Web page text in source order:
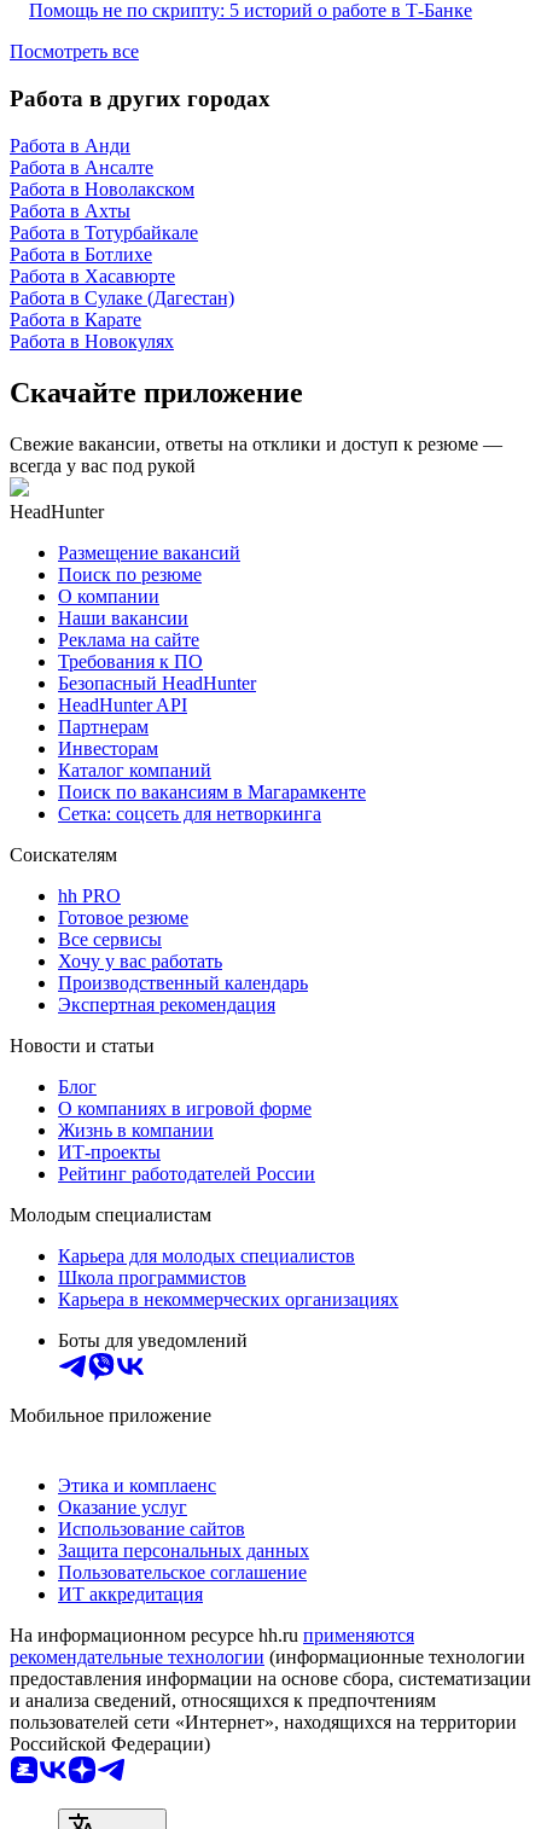
Помощь не по скрипту: 5 историй о работе в Т-Банке
Посмотреть все
Работа в других городах
Работа в Анди
Работа в Ансалте
Работа в Новолакском
Работа в Ахты
Работа в Тотурбайкале
Работа в Ботлихе
Работа в Хасавюрте
Работа в Сулаке (Дагестан)
Работа в Карате
Работа в Новокулях
Скачайте приложение
Свежие вакансии, ответы на отклики и доступ к резюме —
всегда у вас под рукой
HeadHunter
Размещение вакансий
Поиск по резюме
О компании
Наши вакансии
Реклама на сайте
Требования к ПО
Безопасный HeadHunter
HeadHunter API
Партнерам
Инвесторам
Каталог компаний
Поиск по вакансиям в Магарамкенте
Сетка: соцсеть для нетворкинга
Соискателям
hh PRO
Готовое резюме
Все сервисы
Хочу у вас работать
Производственный календарь
Экспертная рекомендация
Новости и статьи
Блог
О компаниях в игровой форме
Жизнь в компании
ИТ-проекты
Рейтинг работодателей России
Молодым специалистам
Карьера для молодых специалистов
Школа программистов
Карьера в некоммерческих организациях
Боты для уведомлений
Мобильное приложение
Этика и комплаенс
Оказание услуг
Использование сайтов
Защита персональных данных
Пользовательское соглашение
ИТ аккредитация
На информационном ресурсе hh.ru применяются
рекомендательные технологии (информационные технологии
предоставления информации на основе сбора, систематизации
и анализа сведений, относящихся к предпочтениям
пользователей сети «Интернет», находящихся на территории
Российской Федерации)